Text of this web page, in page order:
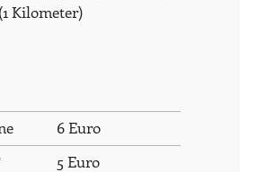
Kilometer)
6 Euro
5 Euro